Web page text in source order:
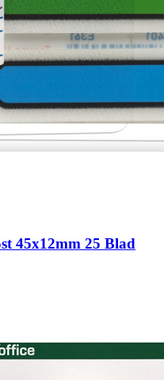
45x12mm 25 Blad